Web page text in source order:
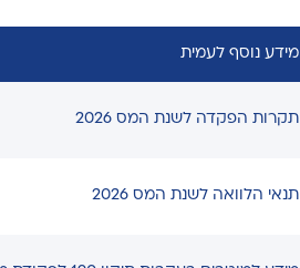
מידע נוסף לעמית
תקרות הפקדה לשנת המס 2026
תנאי הלוואה לשנת המס 2026